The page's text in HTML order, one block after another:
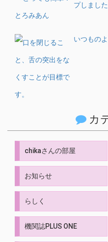
プしました
いつもの
カ
chikaさんの部屋
お知らせ
らしく
機関誌PLUS ONE